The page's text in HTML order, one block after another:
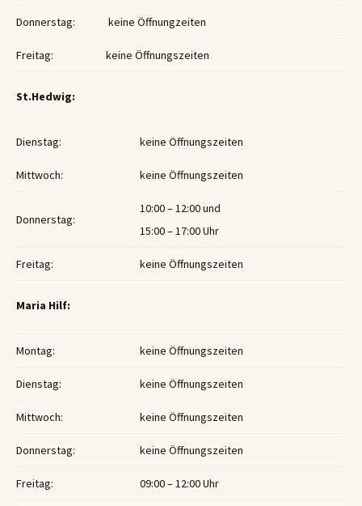
Donnerstag: keine Öffnungzeiten
Freitag: keine Öffnungszeiten
St.Hedwig:
Dienstag: keine Öffnungszeiten
Mittwoch: keine Öffnungszeiten
Donnerstag:
10:00 – 12:00 und
15:00 – 17:00 Uhr
Freitag: keine Öffnungszeiten
Maria Hilf:
Montag: keine Öffnungszeiten
Dienstag: keine Öffnungszeiten
Mittwoch: keine Öffnungszeiten
Donnerstag: keine Öffnungszeiten
Freitag: 09:00 – 12:00 Uhr